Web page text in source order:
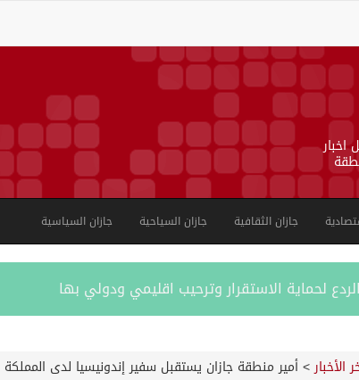
جازان الثقافية جازان السياحية جازان السياسية
لحماية الاستقرار وترحيب اقليمي ودولي بها
الأخبار>أمير منطقة جازان يستقبل سفير إندونيسيا لدى المملكة